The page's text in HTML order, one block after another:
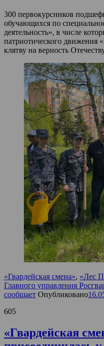
300 первокурсников
обучающихся по
деятельность», в числе
патриотического движения
клятву на верность
«Гвардейская смена», «Лес
Главного управления
сообщает Опубликовано
605
«Гвардейская